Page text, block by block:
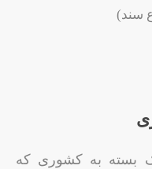
سند)
بسته به کشوری که